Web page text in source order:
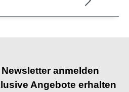
anmelden
Angebote erhalten